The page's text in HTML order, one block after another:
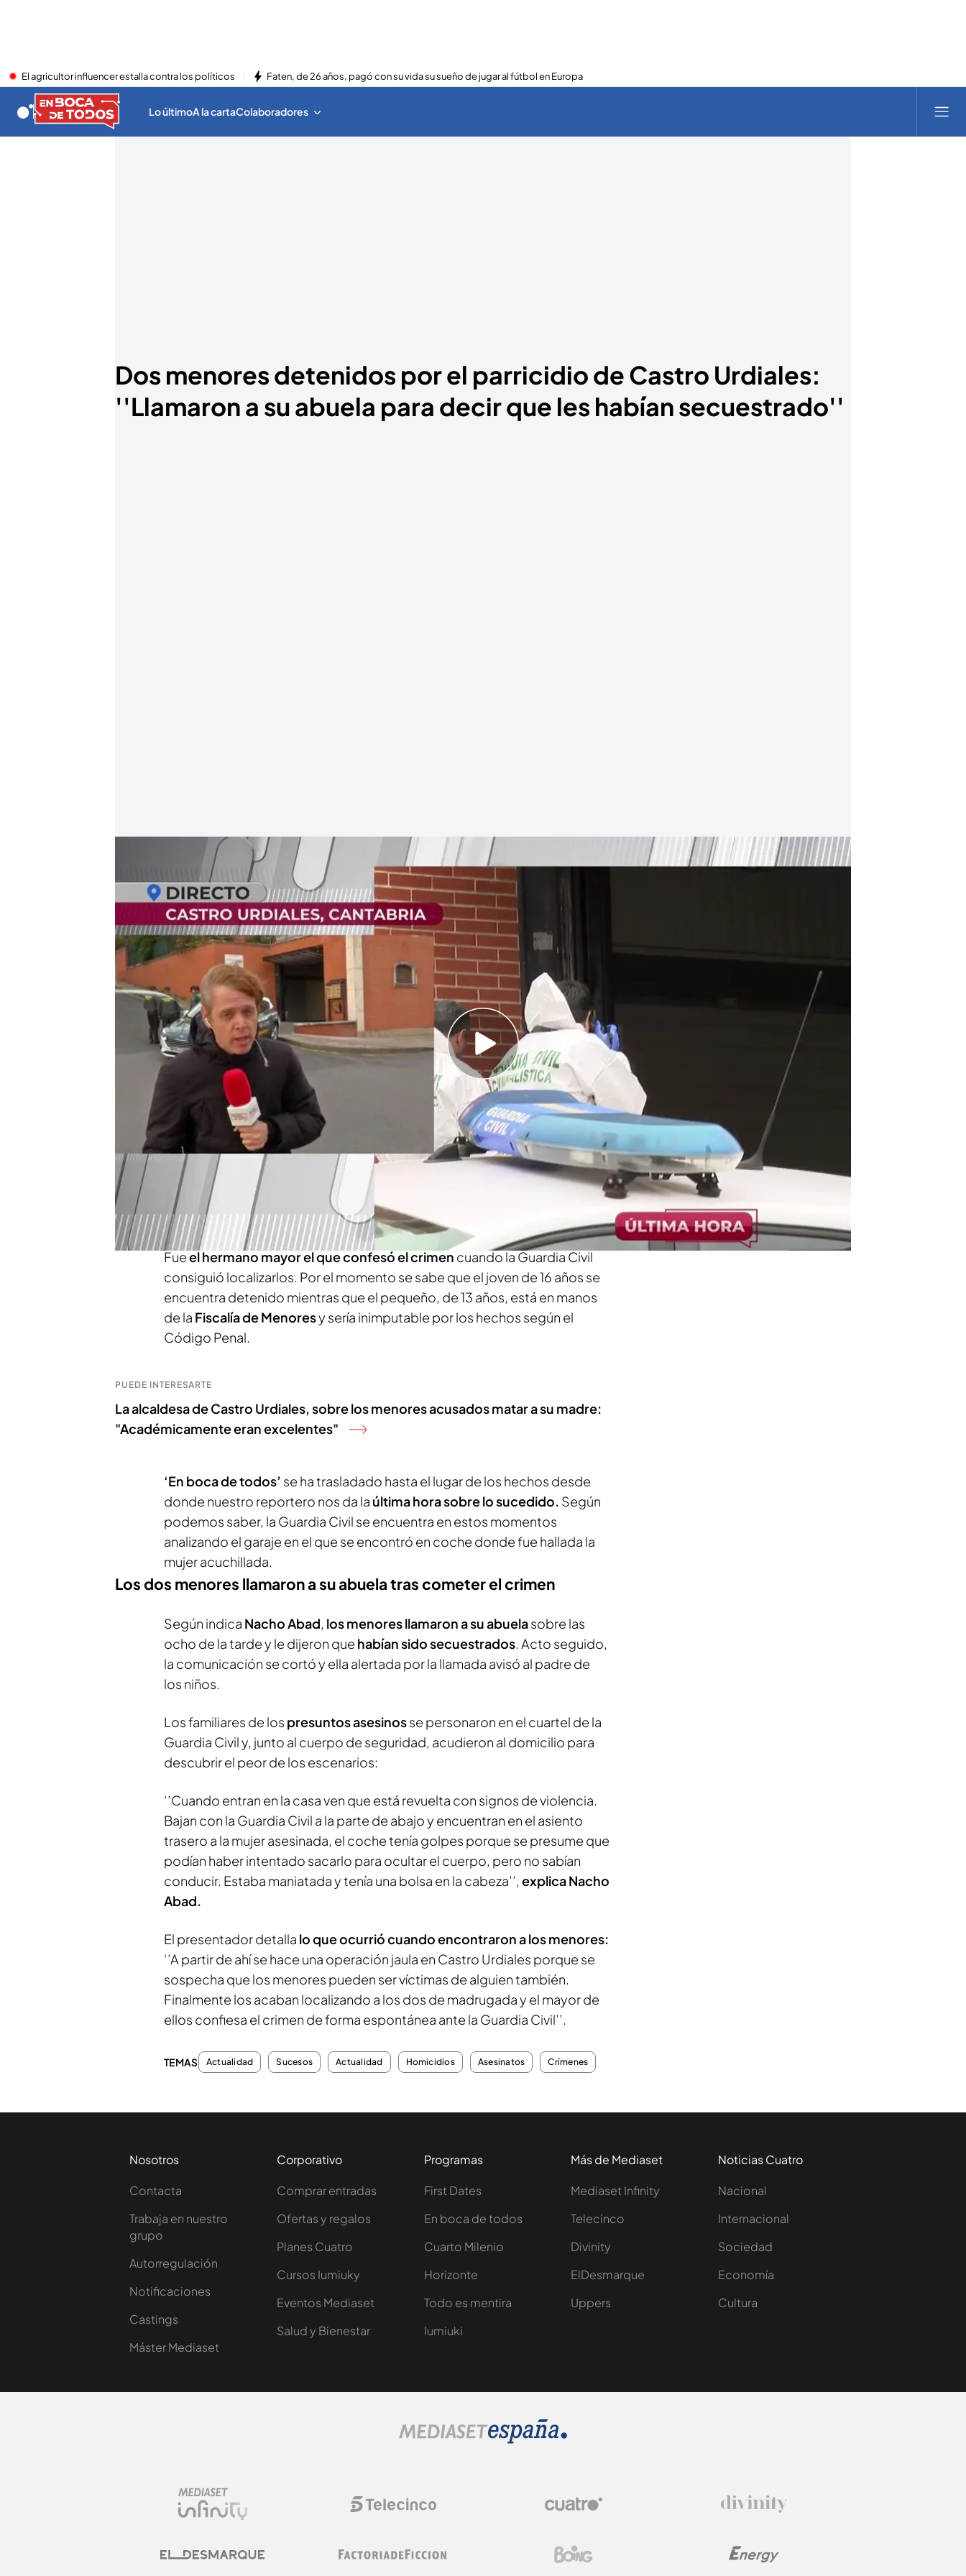
El agricultor influencer estalla contra los políticos Faten, de 26 años, pagó con su vida su sueño de jugar al fútbol en Europa
Lo últimoA la cartaColaboradores
Dos menores detenidos por el parricidio de Castro Urdiales:
''Llamaron a su abuela para decir que les habían secuestrado''
Dos menores detenidos por el parricidio de Castro Urdiales
En boca de todos
08 FEB 2024 - 12:24h.
Dos menores de 13 y 16 años han sido detenidos como sospechosos
de torturar y asesinar a su propia madre.
Fue el hermano mayor el que confesó el crimen cuando la Guardia Civil
consiguió localizarlos.
El hermano pequeño, de 13 años, está en manos de la Fiscalía de
Menores y sería inimputable por los hechos.
Castro Urdiales, Cantabria, se ha visto sacudida por unterrible crimen.
Dos
menores de 13 y 16 añoshan sido detenidos como sospechosos de
torturar y
asesinar a su propia madrede 48 años.
Fueel hermano mayor el que confesó el crimen cuando la Guardia Civil
consiguió localizarlos. Por el momento se sabe que el joven de 16 años se
encuentra detenido mientras que el pequeño, de 13 años, está en manos
de la Fiscalía de Menoresy sería inimputable por los hechos según el
Código Penal.
PUEDE INTERESARTE
La alcaldesa de Castro Urdiales, sobre los menores acusados matar a su madre:
"Académicamente eran excelentes"
‘En boca de todos’ se ha trasladado hasta el lugar de los hechos desde
donde nuestro reportero nos da la última hora sobre lo sucedido. Según
podemos saber, la Guardia Civil se encuentra en estos momentos
analizando el garaje en el que se encontró en coche donde fue hallada la
mujer acuchillada.
Los dos menores llamaron a su abuela tras cometer el crimen
Según indica Nacho Abad, los menores llamaron a su abuelasobre las
ocho de la tarde y le dijeron que habían sido secuestrados. Acto seguido,
la comunicación se cortó y ella alertada por la llamada avisó al padre de
los niños.
Los familiares de los presuntos asesinosse personaron en el cuartel de la
Guardia Civil y, junto al cuerpo de seguridad, acudieron al domicilio para
descubrir el peor de los escenarios:
‘’Cuando entran en la casa ven que está revuelta con signos de violencia.
Bajan con la Guardia Civil a la parte de abajo y encuentran en el asiento
trasero a la mujer asesinada, el coche tenía golpes porque se presume que
podían haber intentado sacarlo para ocultar el cuerpo, pero no sabían
conducir. Estaba maniatada y tenía una bolsa en la cabeza’’, explica Nacho
Abad.
El presentador detalla lo que ocurrió cuando encontraron a los menores:
‘’A partir de ahí se hace una operación jaula en Castro Urdiales porque se
sospecha que los menores pueden ser víctimas de alguien también.
Finalmente los acaban localizando a los dos de madrugada y el mayor de
ellos confiesa el crimen de forma espontánea ante la Guardia Civil’’.
TEMAS Actualidad Sucesos Actualidad Homicidios Asesinatos Crímenes
Nosotros
Contacta
Trabaja en nuestro
grupo
Autorregulación
Notificaciones
Castings
Máster Mediaset
Corporativo
Comprar entradas
Ofertas y regalos
Planes Cuatro
Cursos Iumiuky
Eventos Mediaset
Salud y Bienestar
Programas
First Dates
En boca de todos
Cuarto Milenio
Horizonte
Todo es mentira
Iumiuki
Más de Mediaset
Mediaset Infinity
Telecinco
Divinity
ElDesmarque
Uppers
Noticias Cuatro
Nacional
Internacional
Sociedad
Economía
Cultura